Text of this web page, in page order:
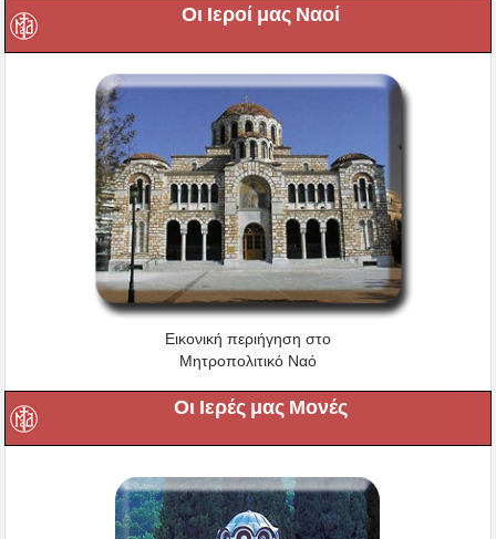
Οι Ιεροί μας Ναοί
Εικονική περιήγηση στο
Μητροπολιτικό Ναό
Οι Ιερές μας Μονές